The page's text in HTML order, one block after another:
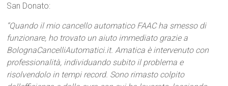
San Donato:
“Quando il mio cancello automatico FAAC ha smesso di
funzionare, ho trovato un aiuto immediato grazie a
BolognaCancelliAutomatici.it. Amatica è intervenuto con
professionalità, individuando subito il problema e
risolvendolo in tempi record. Sono rimasto colpito